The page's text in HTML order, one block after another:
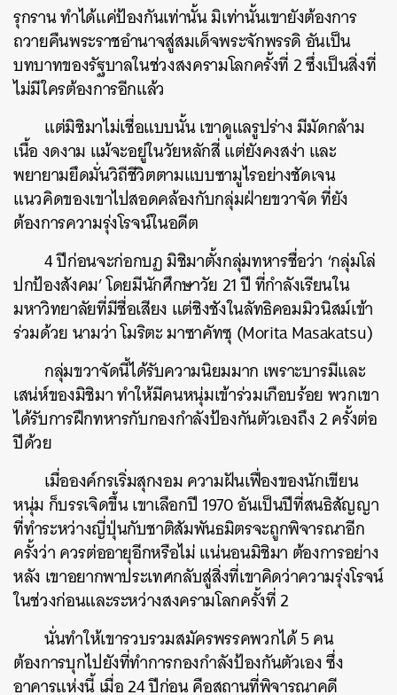
รุกราน ทำได้แค่ป้องกันเท่านั้น มิเท่านั้นเขายังต้องการ
ถวายคืนพระราชอำนาจสู่สมเด็จพระจักพรรดิ อันเป็น
บทบาทของรัฐบาลในช่วงสงครามโลกครั้งที่ 2 ซึ่งเป็นสิ่งที่
ไม่มีใครต้องการอีกแล้ว
แต่มิชิมาไม่เชื่อแบบนั้น เขาดูแลรูปร่าง มีมัดกล้าม
เนื้อ งดงาม แม้จะอยู่ในวัยหลักสี่ แต่ยังคงสง่า และ
พยายามยึดมั่นวิถีชีวิตตามแบบซามูไรอย่างชัดเจน
แนวคิดของเขาไปสอดคล้องกับกลุ่มฝ่ายขวาจัด ที่ยัง
ต้องการความรุ่งโรจน์ในอดีต
4 ปีก่อนจะก่อกบฏ มิชิมาตั้งกลุ่มทหารชื่อว่า ‘กลุ่มโล่
ปกป้องสังคม’ โดยมีนักศึกษาวัย 21 ปี ที่กำลังเรียนใน
มหาวิทยาลัยที่มีชื่อเสียง แต่ชิงชังในลัทธิคอมมิวนิสม์เข้า
ร่วมด้วย นามว่า โมริตะ มาซาคัทซุ (Morita Masakatsu)
กลุ่มขวาจัดนี้ได้รับความนิยมมาก เพราะบารมีและ
เสน่ห์ของมิชิมา ทำให้มีคนหนุ่มเข้าร่วมเกือบร้อย พวกเขา
ได้รับการฝึกทหารกับกองกำลังป้องกันตัวเองถึง 2 ครั้งต่อ
ปีด้วย
เมื่อองค์กรเริ่มสุกงอม ความฝันเฟื่องของนักเขียน
หนุ่ม ก็บรรเจิดขึ้น เขาเลือกปี 1970 อันเป็นปีที่สนธิสัญญา
ที่ทำระหว่างญี่ปุ่นกับชาติสัมพันธมิตรจะถูกพิจารณาอีก
ครั้งว่า ควรต่ออายุอีกหรือไม่ แน่นอนมิชิมา ต้องการอย่าง
หลัง เขาอยากพาประเทศกลับสู่สิ่งที่เขาคิดว่าความรุ่งโรจน์
ในช่วงก่อนและระหว่างสงครามโลกครั้งที่ 2
นั่นทำให้เขารวบรวมสมัครพรรคพวกได้ 5 คน
ต้องการบุกไปยังที่ทำการกองกำลังป้องกันตัวเอง ซึ่ง
อาคารแห่งนี้ เมื่อ 24 ปีก่อน คือสถานที่พิจารณาคดี